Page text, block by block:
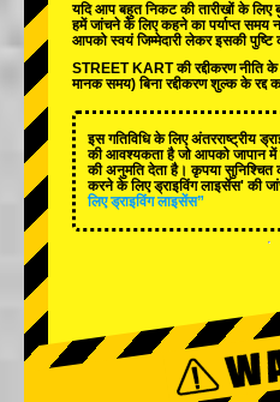
यदि आप बहुत निकट की तारीखों के
हमें जांचने के लिए कहने का पर्याप्त समय
आपको स्वयं जिम्मेदारी लेकर इसकी पुष्टि
STREET KART की रद्दीकरण
मानक समय) बिना रद्दीकरण शुल्क के
इस गतिविधि के लिए अंतरराष्ट्रीय
की आवश्यकता है जो आपको जापान में
की अनुमति देता है। कृपया
करने के लिए ड्राइविंग लाइसेंस' की
लिए ड्राइविंग लाइसेंस”